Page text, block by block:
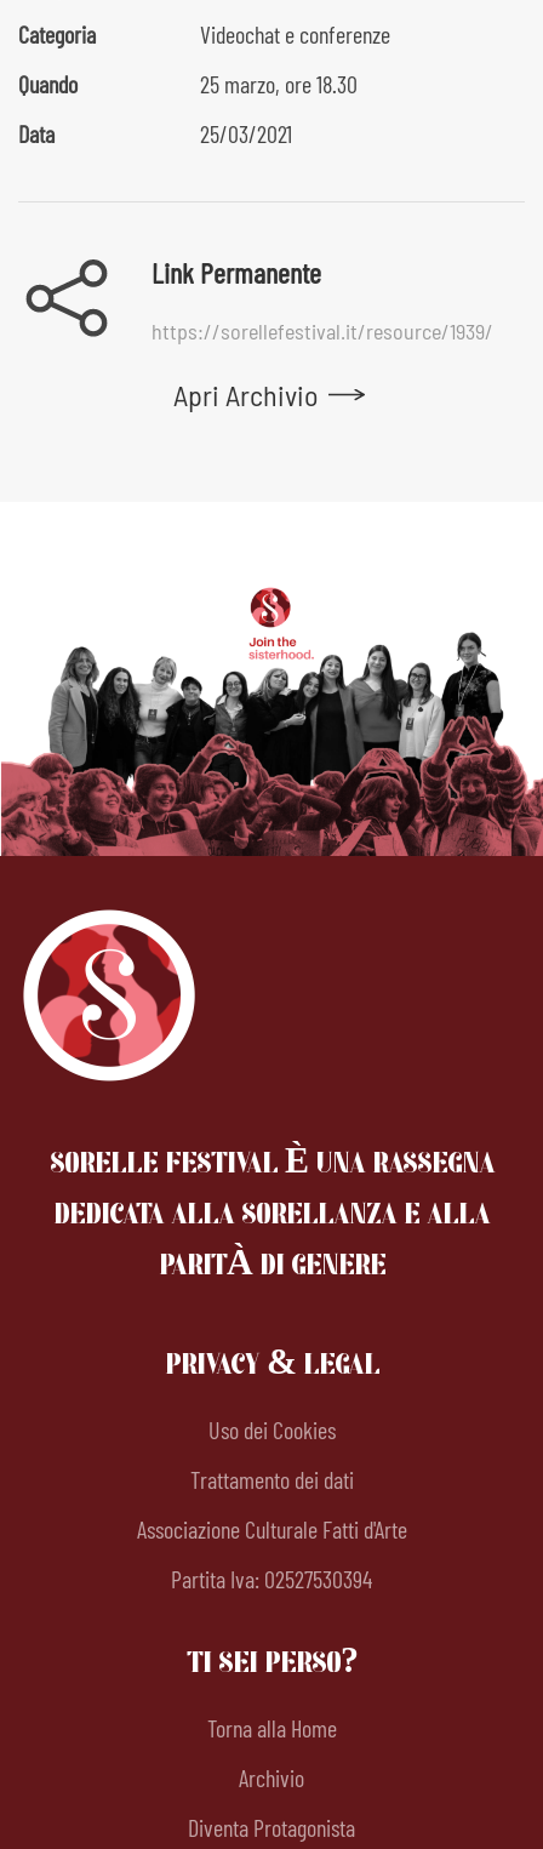
Categoria
Videochat e conferenze
Quando
25 marzo, ore 18.30
Data
25/03/2021
Link Permanente
https://sorellefestival.it/resource/1939/
Apri Archivio
SORELLE FESTIVAL È UNA RASSEGNA
DEDICATA ALLA SORELLANZAE ALLA
PARITÀ DI GENERE
PRIVACY & LEGAL
Uso dei Cookies
Trattamento dei dati
Associazione Culturale Fatti d'Arte
Partita Iva: 02527530394
TI SEI PERSO?
Torna alla Home
Archivio
Diventa Protagonista